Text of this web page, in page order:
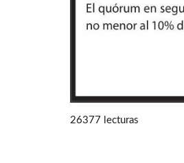
26377 lecturas